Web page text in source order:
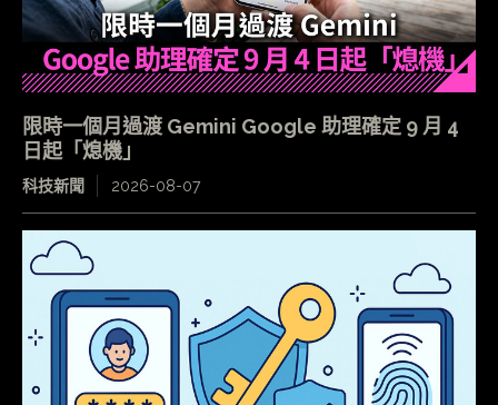
限時一個月過渡 Gemini Google 助理確定 9 月 4
日起「熄機」
科技新聞 2026-08-07